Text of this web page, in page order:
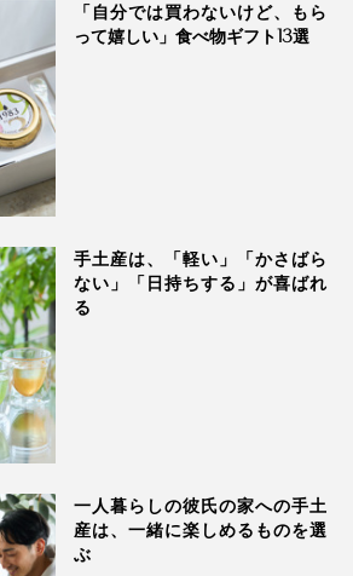
砂糖で、風味豊かな三杯酢に。ダシ
コとキュウリの酢の物やカニ酢に
「自分では買わないけど、もら
って嬉しい」食べ物ギフト13選
手土産は、「軽い」「かさばら
ない」「日持ちする」が喜ばれ
る
一人暮らしの彼氏の家への手土
産は、一緒に楽しめるものを選
ぶ